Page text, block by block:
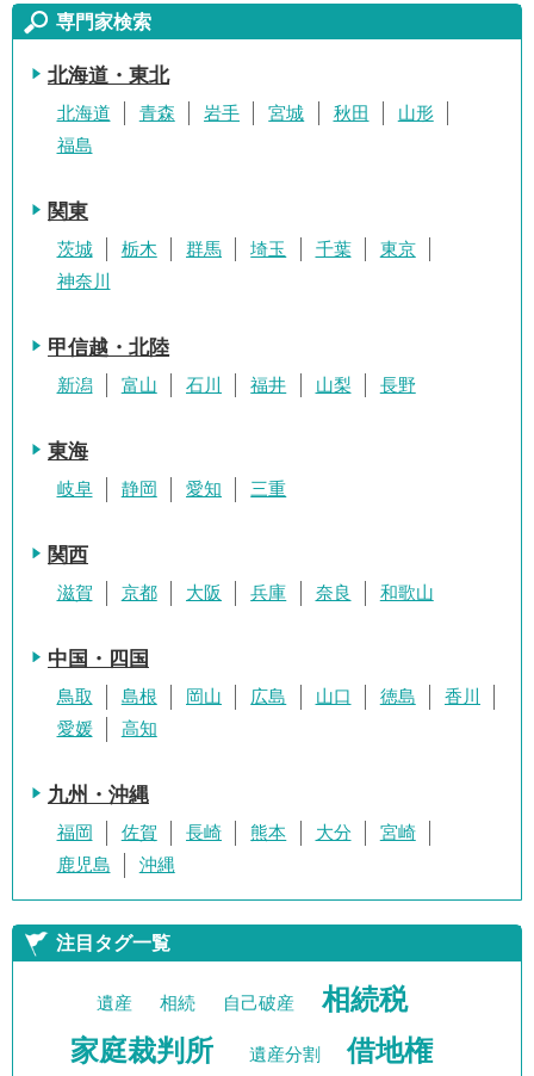
専門家検索
北海道・東北
北海道 青森 岩手 宮城 秋田
山形
福島
関東
茨城 栃木 群馬 埼玉 千葉
東京
神奈川
甲信越・北陸
新潟 富山 石川 福井 山梨 長野
東海
岐阜 静岡 愛知 三重
関西
滋賀 京都 大阪 兵庫 奈良 和歌山
中国・四国
鳥取 島根 岡山 広島 山口 徳島
香川
愛媛
高知
九州・沖縄
福岡 佐賀 長崎 熊本 大分
宮崎
鹿児島
沖縄
注目タグ一覧
遺産 相続 自己破産
相続税
家庭裁判所
遺産分割
借地権